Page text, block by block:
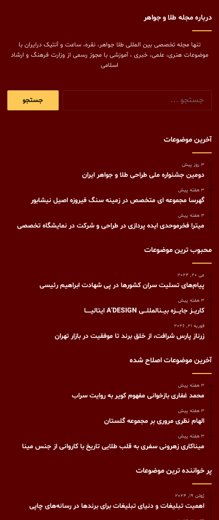
درباره مجله طلا و جواهر
تنها مجله تخصصی بین المللی طلا جواهر، نقره، ساعت و آنتیک درایران با
موضوعات هنری، علمی، خبری ، آموزشی با مجوز رسمی از وزارت فرهنگ و ارشاد
اسلامی
آخرین موضوعات
3 روز پیش
دومین جشنواره ملی طراحی طلا و جواهر ایران
3 هفته پیش
گهرسا مجموعه ای متخصص در زمینه سنگ فیروزه اصیل نیشابور
3 هفته پیش
میترا فخرموحدی ایده پردازی در طراحی و شرکت در نمایشگاه تخصصی
محبوب ترین موضوعات
می 20, 2024
پیام‌های تسلیت سران کشورها در پی شهادت ابراهیم رئیسی
3 هفته پیش
کاریــز جایـــزه بیــنالمللـــی A’DESIGN ایتالیـــــا
فوریه 21, 2026
زرناز پارس شرافت، از خلق برند تا موفقیت در بازار تهران
آخرین موضوعات اصلاح شده
3 هفته پیش
محمد غفاری بازخوانی مفهوم کویر به روایت سراب
3 هفته پیش
الهام نظری مروری بر مجموعه گلستان
3 هفته پیش
میناکاری زهرونی سفری به قلب طلایی تاریخ با کاروانی از جنس مینا
پر خواننده ترین موضوعات
ژوئن 19, 2024
اهمیت تبلیغات و دنیای تبلیغات برای برندها در رسانه‌های چاپی